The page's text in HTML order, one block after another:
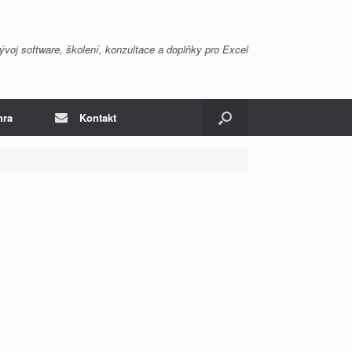
software, školení, konzultace a doplňky pro Excel
Kontakt